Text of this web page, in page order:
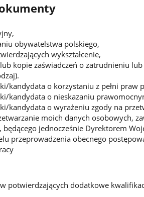
obywatelstwa polskiego,
wykształcenie,
kopie zaświadczeń o zatrudnieniu
kandydata o korzystaniu z pełni praw
kandydata o nieskazaniu
kandydata o wyrażeniu zgody na
moich danych osobowych,
będącego jednocześnie Dyrektorem
przeprowadzenia obecnego
potwierdzających dodatkowe